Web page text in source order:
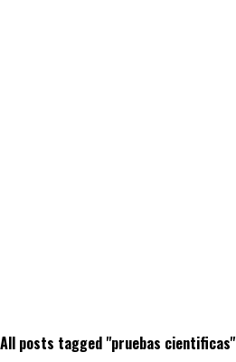
All posts tagged "pruebas cientificas"